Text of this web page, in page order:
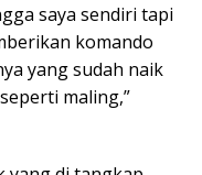
saya sendiri tapi
komando
yang sudah naik
maling,”